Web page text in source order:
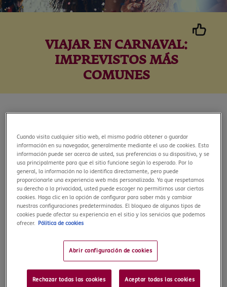
VIAJAR EN CARNAVAL:
IMPREVISTOS MÁS
COMUNES
El Carnaval es una de las épocas más alegres del año para
hacer una escapada. Ya sea para vivirlo a lo grande en ciudades
como Río de Janeiro, Venecia o Santa Cruz de Tenerife, o para
hacer una ruta cultural aprovechando los días festivos, lo cierto
es que viajar en Carnaval tiene un encanto especial. Colores,
música, tradiciones y ganas de celebrar se mezclan en un
ambiente único que invita a hacer las maletas.
Pero no todo es brillo y confeti. Las aglomeraciones, los
también forman parte del paisaje en estas fechas. Por eso,
seguro de viajepuede marcar la diferencia si
algo se tuerce. Aquí repasamos los imprevistos más frecuentes
en Carnaval… y por qué no deberías salir sin estar protegido.
Cuando visita cualquier sitio web, el mismo podría obtener o guardar
información en su navegador, generalmente mediante el uso de cookies. Esta
información puede ser acerca de usted, sus preferencias o su dispositivo, y se
usa principalmente para que el sitio funcione según lo esperado. Por lo
general, la información no lo identifica directamente, pero puede
proporcionarle una experiencia web más personalizada. Ya que respetamos
su derecho a la privacidad, usted puede escoger no permitirnos usar ciertas
cookies. Haga clic en la opción de configurar para saber más y cambiar
nuestras configuraciones predeterminadas. El bloqueo de algunos tipos de
cookies puede afectar su experiencia en el sitio y los servicios que podemos
ofrecer.
Pólitica de cookies
Abrir configuración de cookies
Rechazar todas las cookies Aceptar todas las cookies